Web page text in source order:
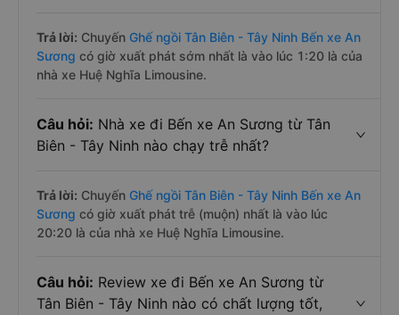
Trả lời: Chuyến Ghế ngồi Tân Biên - Tây Ninh Bến xe An
Sương có giờ xuất phát sớm nhất là vào lúc 1:20 là của
nhà xe Huệ Nghĩa Limousine.
Câu hỏi: Nhà xe đi Bến xe An Sương từ Tân
Biên - Tây Ninh nào chạy trễ nhất?
Trả lời: Chuyến Ghế ngồi Tân Biên - Tây Ninh Bến xe An
Sương có giờ xuất phát trễ (muộn) nhất là vào lúc
20:20 là của nhà xe Huệ Nghĩa Limousine.
Câu hỏi: Review xe đi Bến xe An Sương từ
Tân Biên - Tây Ninh nào có chất lượng tốt,